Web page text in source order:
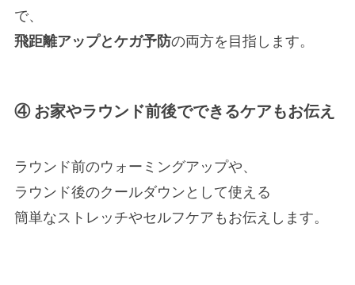
で、
飛距離アップとケガ予防の両方を目指します。
④ お家やラウンド前後でできるケアもお伝え
ラウンド前のウォーミングアップや、
ラウンド後のクールダウンとして使える
簡単なストレッチやセルフケアもお伝えします。